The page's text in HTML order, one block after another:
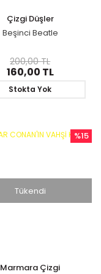
Çizgi Düşler
Beşinci Beatle
160,00 TL
200,00 TL
Stokta Yok
%15
Tükendi
Marmara Çizgi